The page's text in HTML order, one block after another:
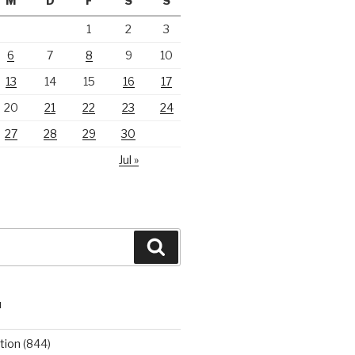
1 2
3
6
7 8 9
10
13
14 15 16
17
20
21 22 23
24
27
28 29
30
Jul »
(844)